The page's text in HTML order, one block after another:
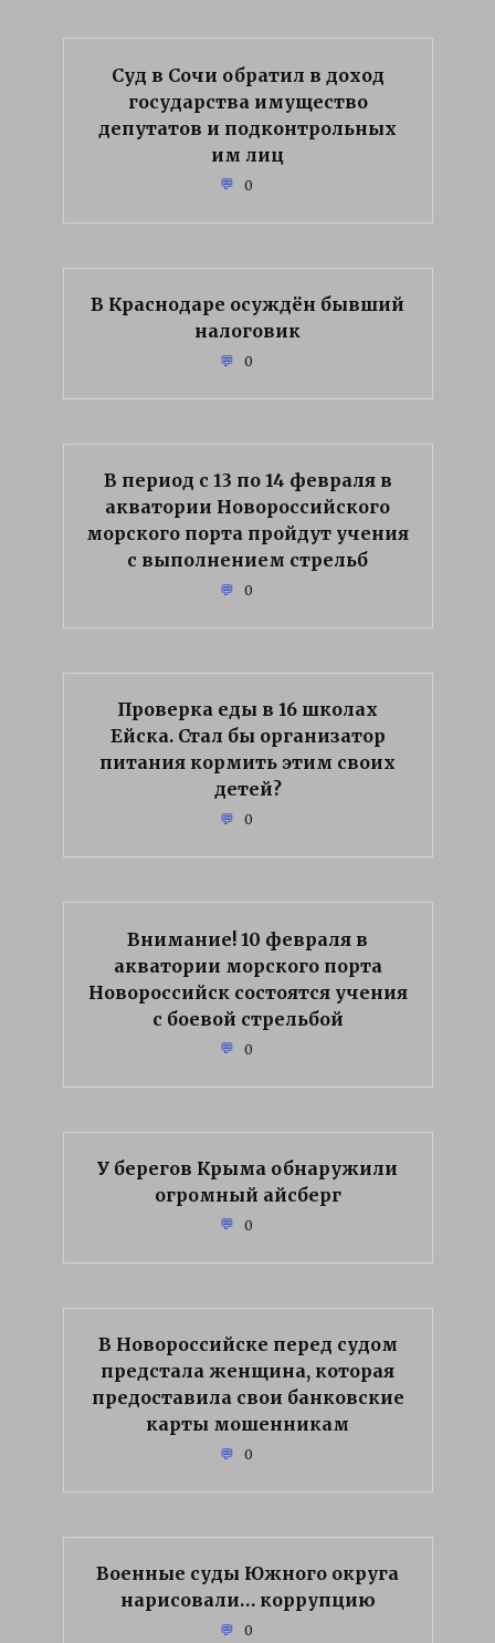
Суд в Сочи обратил в доход
государства имущество
депутатов и подконтрольных
им лиц
0
В Краснодаре осуждён бывший
налоговик
0
В период с 13 по 14 февраля в
акватории Новороссийского
морского порта пройдут учения
с выполнением стрельб
0
Проверка еды в 16 школах
Ейска. Стал бы организатор
питания кормить этим своих
детей?
0
Внимание! 10 февраля в
акватории морского порта
Новороссийск состоятся учения
с боевой стрельбой
0
У берегов Крыма обнаружили
огромный айсберг
0
В Новороссийске перед судом
предстала женщина, которая
предоставила свои банковские
карты мошенникам
0
Военные суды Южного округа
нарисовали… коррупцию
0